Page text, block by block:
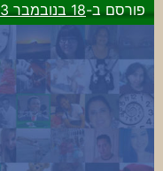
פורסם ב-18 בנובמבר 2013